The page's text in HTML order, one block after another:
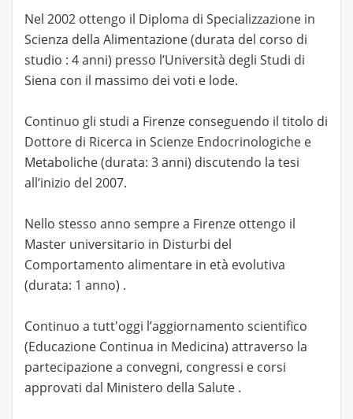
Nel 2002 ottengo il Diploma di Specializzazione in
Scienza della Alimentazione (durata del corso di
studio : 4 anni) presso l’Università degli Studi di
Siena con il massimo dei voti e lode.
Continuo gli studi a Firenze conseguendo il titolo di
Dottore di Ricerca in Scienze Endocrinologiche e
Metaboliche (durata: 3 anni) discutendo la tesi
all’inizio del 2007.
Nello stesso anno sempre a Firenze ottengo il
Master universitario in Disturbi del
Comportamento alimentare in età evolutiva
(durata: 1 anno) .
Continuo a tutt'oggi l’aggiornamento scientifico
(Educazione Continua in Medicina) attraverso la
partecipazione a convegni, congressi e corsi
approvati dal Ministero della Salute .